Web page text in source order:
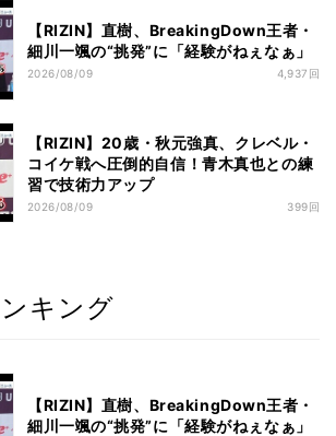
【RIZIN】直樹、BreakingDown王者・
細川一颯の“挑発”に「経験がねぇなぁ」
2026/08/09 4,937回
【RIZIN】20歳・秋元強真、クレベル・
コイケ戦へ圧倒的自信！青木真也との練
習で技術力アップ
2026/08/09 399回
キング
【RIZIN】直樹、BreakingDown王者・
細川一颯の“挑発”に「経験がねぇなぁ」